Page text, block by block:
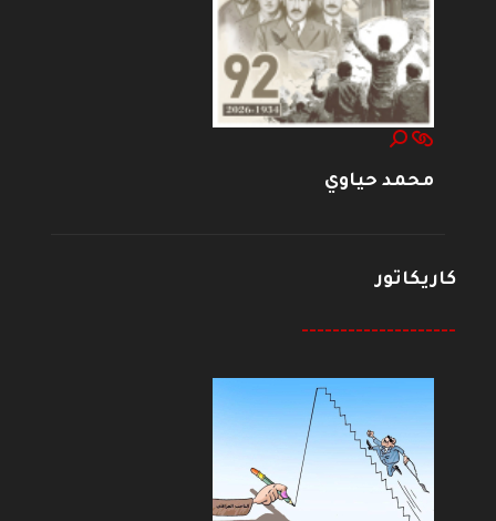
محمد حياوي
كاريكاتور
--------------------